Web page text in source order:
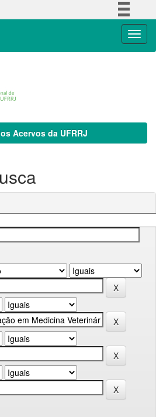
Acervos da UFRRJ